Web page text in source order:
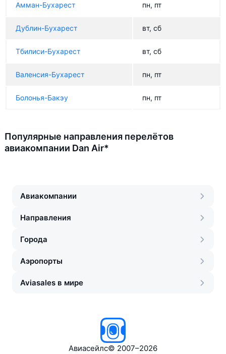
Амман-Бухарест пн, пт
Дублин-Бухарест вт, сб
Тбилиси-Бухарест вт, сб
Валенсия-Бухарест пн, пт
Болонья-Бакэу пн, пт
Популярные направления перелётов
авиакомпании Dan Air*
Авиакомпании
Направления
Города
Аэропорты
Aviasales в мире
Авиасейлс© 2007–2026